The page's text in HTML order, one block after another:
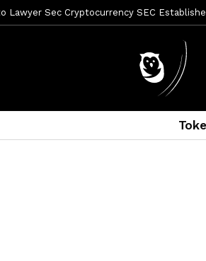
Lawyer Sec News Tres hombres son
Lawyer Sec News Cynthia Lummis sets
Lawyer Sec News Rusia envía a prisión al